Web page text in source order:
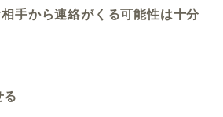
手から連絡がくる可能性は十分
る